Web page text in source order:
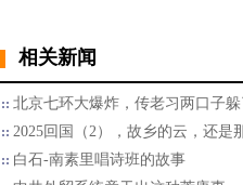
相关新闻
北京七环大爆炸，传老习两口子
2025回国（2），故乡的云，还是
白石-南素里唱诗班的故事